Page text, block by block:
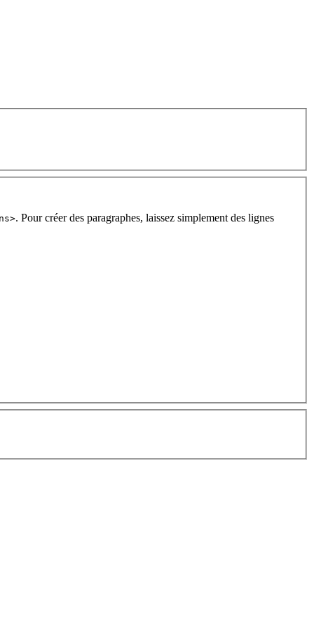
. Pour créer des paragraphes, laissez simplement des lignes